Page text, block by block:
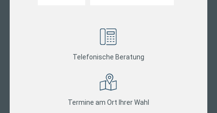
Telefonische Beratung
Termine am Ort Ihrer Wahl